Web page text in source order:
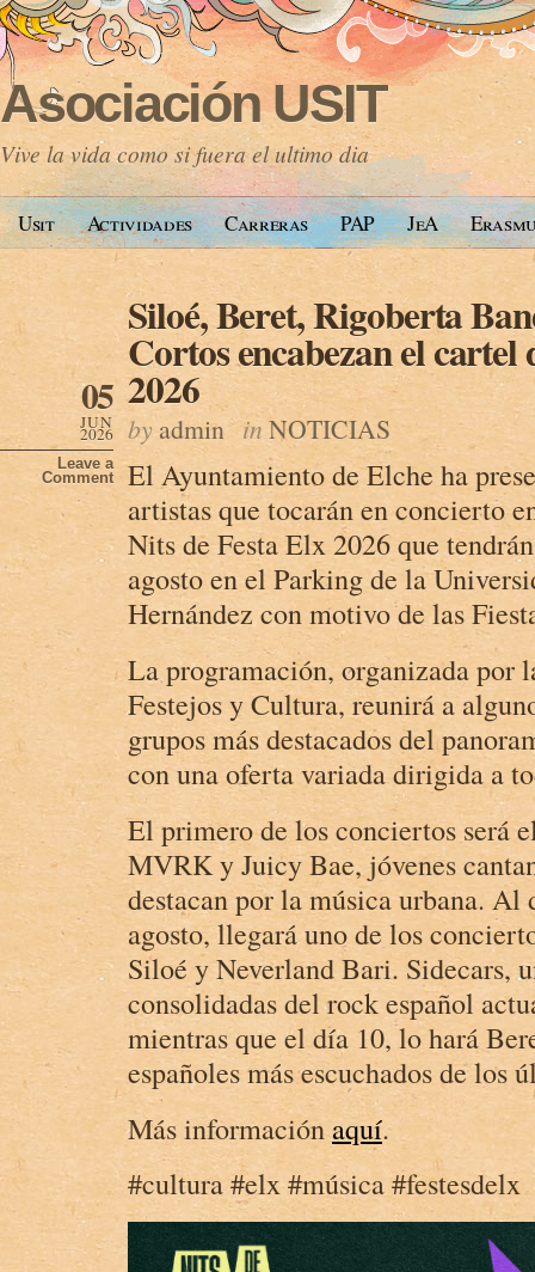
Asociación USIT
Vive la vida como si fuera el ultimo dia
Usit Actividades Carreras PAP JeA
Siloé, Beret, Rigoberta
Cortos encabezan el cartel
2026
05
JUN
2026
Leave a
Comment
by admin in NOTICIAS
El Ayuntamiento de Elche ha
artistas que tocarán en concierto
Nits de Festa Elx 2026 que
agosto en el Parking de la
Hernández con motivo de las
La programación, organizada por
Festejos y Cultura, reunirá a
grupos más destacados del
con una oferta variada dirigida a
El primero de los conciertos será
MVRK y Juicy Bae, jóvenes
destacan por la música urbana. Al
agosto, llegará uno de los
Siloé y Neverland Bari. Sidecars,
consolidadas del rock español
mientras que el día 10, lo hará
españoles más escuchados de los
Más información aquí.
#cultura #elx #música #festesdelx